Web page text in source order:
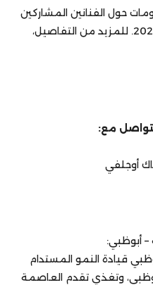
حول الفنانين المشاركين
والبرامج في وقت لاحق من عام 2025. للمزيد من التفاصيل،
مع:
أوجلفي
– أبوظبي:
قيادة النمو المستدام
وتغذي تقدم العاصمة